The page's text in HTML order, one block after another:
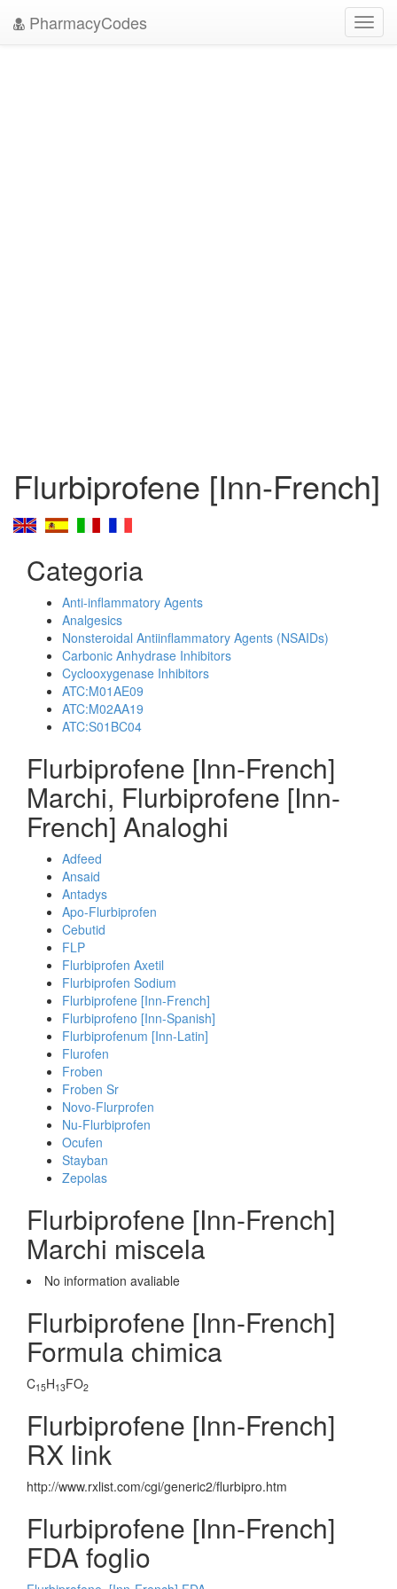
PharmacyCodes
Flurbiprofene [Inn-French]
Categoria
Anti-inflammatory Agents
Analgesics
Nonsteroidal Antiinflammatory Agents (NSAIDs)
Carbonic Anhydrase Inhibitors
Cyclooxygenase Inhibitors
ATC:M01AE09
ATC:M02AA19
ATC:S01BC04
Flurbiprofene [Inn-French]
Marchi, Flurbiprofene [Inn-
French] Analoghi
Adfeed
Ansaid
Antadys
Apo-Flurbiprofen
Cebutid
FLP
Flurbiprofen Axetil
Flurbiprofen Sodium
Flurbiprofene [Inn-French]
Flurbiprofeno [Inn-Spanish]
Flurbiprofenum [Inn-Latin]
Flurofen
Froben
Froben Sr
Novo-Flurprofen
Nu-Flurbiprofen
Ocufen
Stayban
Zepolas
Flurbiprofene [Inn-French]
Marchi miscela
No information avaliable
Flurbiprofene [Inn-French]
Formula chimica
C15H13FO2
Flurbiprofene [Inn-French]
RX link
http://www.rxlist.com/cgi/generic2/flurbipro.htm
Flurbiprofene [Inn-French]
FDA foglio